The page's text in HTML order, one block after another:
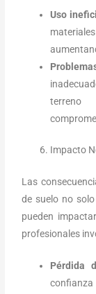
Uso
terreno
Impacto
Las
de suelo no
pueden
profesionales
Pérdida
confianza